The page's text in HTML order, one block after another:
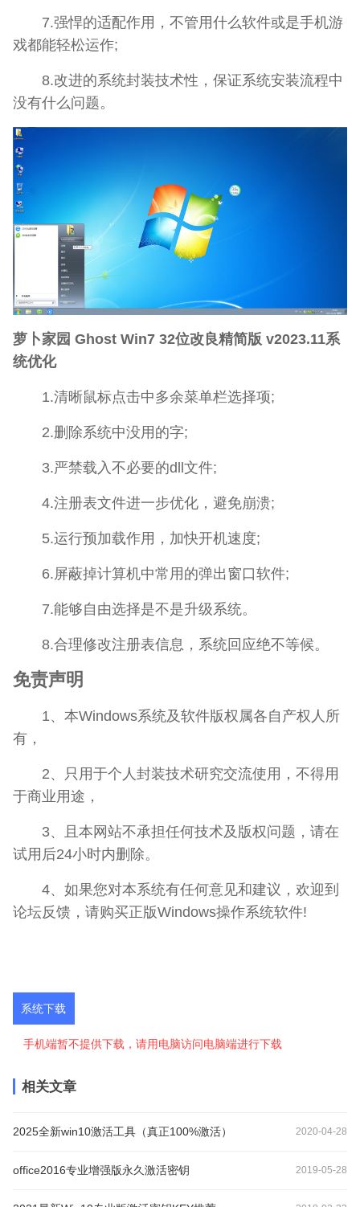
7.强悍的适配作用，不管用什么软件或是手机游
戏都能轻松运作;
8.改进的系统封装技术性，保证系统安装流程中
没有什么问题。
萝卜家园 Ghost Win7 32位改良精简版 v2023.11系
统优化
1.清晰鼠标点击中多余菜单栏选择项;
2.删除系统中没用的字;
3.严禁载入不必要的dll文件;
4.注册表文件进一步优化，避免崩溃;
5.运行预加载作用，加快开机速度;
6.屏蔽掉计算机中常用的弹出窗口软件;
7.能够自由选择是不是升级系统。
8.合理修改注册表信息，系统回应绝不等候。
免责声明
1、本Windows系统及软件版权属各自产权人所
有，
2、只用于个人封装技术研究交流使用，不得用
于商业用途，
3、且本网站不承担任何技术及版权问题，请在
试用后24小时内删除。
4、如果您对本系统有任何意见和建议，欢迎到
论坛反馈，请购买正版Windows操作系统软件!
系统下载
手机端暂不提供下载，请用电脑访问电脑端进行下载
相关文章
2025全新win10激活工具（真正100%激活） 2020-04-28
office2016专业增强版永久激活密钥 2019-05-28